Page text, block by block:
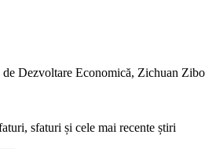
Dezvoltare Economică, Zichuan Zibo
sfaturi și cele mai recente știri